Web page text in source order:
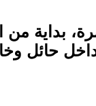
بداية من
داخل حائل